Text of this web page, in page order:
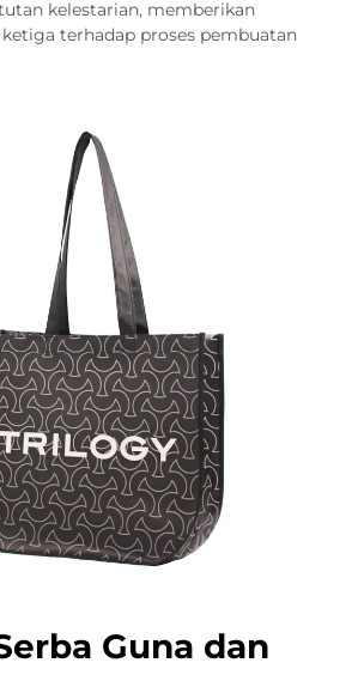
kelestarian, memberikan
terhadap proses pembuatan
Guna dan